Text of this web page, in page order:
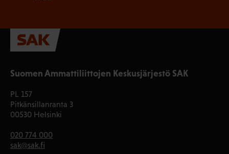
Suomen Ammattiliittojen Keskusjärjestö SAK
PL 157
Pitkänsillanranta 3
00530 Helsinki
020 774 000
sak@sak.fi